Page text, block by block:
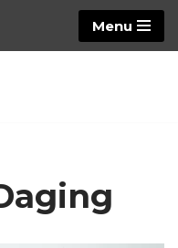
Menu